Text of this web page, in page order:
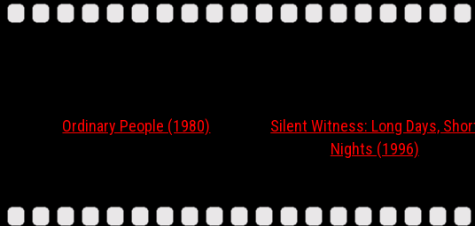
Ordinary People (1980)
Silent Witness: Long Days, Short
Nights (1996)